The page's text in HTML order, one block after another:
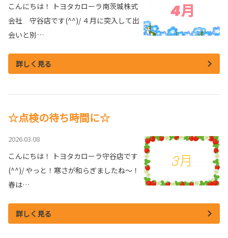
こんにちは！ トヨタカローラ南茨城株式
会社 守谷店です(^^)/ ４月に突入して出
会いと別…
詳しく見る
☆点検の待ち時間に☆
2026.03.08
こんにちは！ トヨタカローラ守谷店です
(^^)/ やっと！寒さが和らぎましたね～！
春は…
詳しく見る